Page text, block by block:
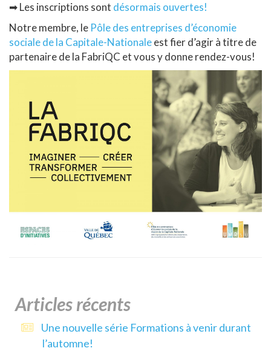
➡Les inscriptions sont désormais ouvertes!
Notre membre, le Pôle des entreprises d’économie
sociale de la Capitale-Nationaleest fier d’agir à titre de
partenaire de la FabriQC et vous y donne rendez-vous!
Articles récents
Une nouvelle série Formations à venir durant
l’automne!